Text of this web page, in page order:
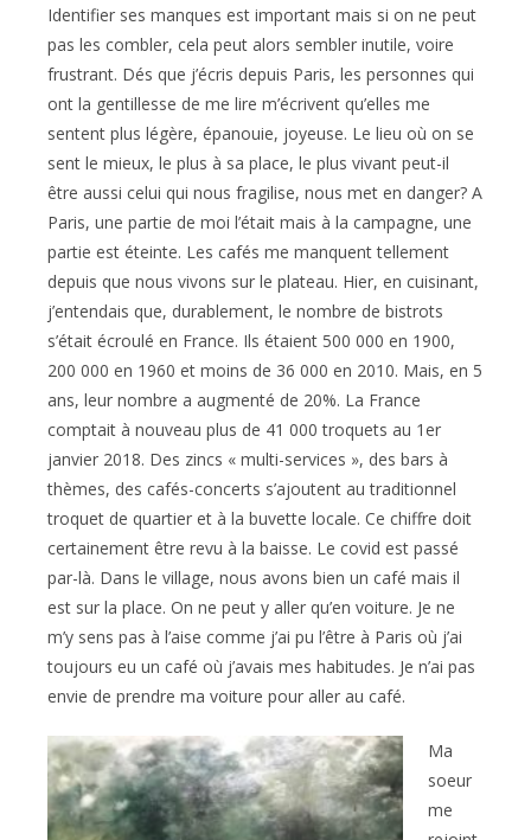
Identifier ses manques est important mais si on ne peut
pas les combler, cela peut alors sembler inutile, voire
frustrant. Dés que j’écris depuis Paris, les personnes qui
ont la gentillesse de me lire m’écrivent qu’elles me
sentent plus légère, épanouie, joyeuse. Le lieu où on se
sent le mieux, le plus à sa place, le plus vivant peut-il
être aussi celui qui nous fragilise, nous met en danger? A
Paris, une partie de moi l’était mais à la campagne, une
partie est éteinte. Les cafés me manquent tellement
depuis que nous vivons sur le plateau. Hier, en cuisinant,
j’entendais que, durablement, le nombre de bistrots
s’était écroulé en France. Ils étaient 500 000 en 1900,
200 000 en 1960 et moins de 36 000 en 2010. Mais, en 5
ans, leur nombre a augmenté de 20%. La France
comptait à nouveau plus de 41 000 troquets au 1er
janvier 2018. Des zincs « multi-services », des bars à
thèmes, des cafés-concerts s’ajoutent au traditionnel
troquet de quartier et à la buvette locale. Ce chiffre doit
certainement être revu à la baisse. Le covid est passé
par-là. Dans le village, nous avons bien un café mais il
est sur la place. On ne peut y aller qu’en voiture. Je ne
m’y sens pas à l’aise comme j’ai pu l’être à Paris où j’ai
toujours eu un café où j’avais mes habitudes. Je n’ai pas
envie de prendre ma voiture pour aller au café.
Ma
soeur
me